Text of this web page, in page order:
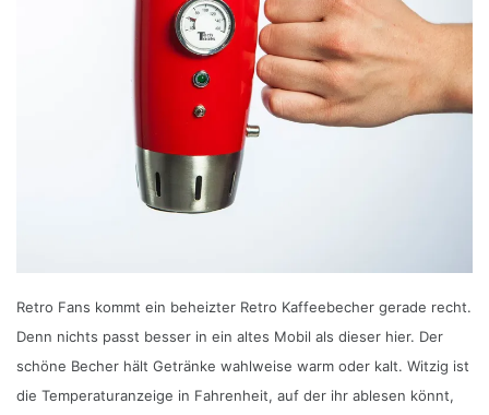
Retro Fans kommt ein beheizter Retro Kaffeebecher gerade recht.
Denn nichts passt besser in ein altes Mobil als dieser hier. Der
schöne Becher hält Getränke wahlweise warm oder kalt. Witzig ist
die Temperaturanzeige in Fahrenheit, auf der ihr ablesen könnt,